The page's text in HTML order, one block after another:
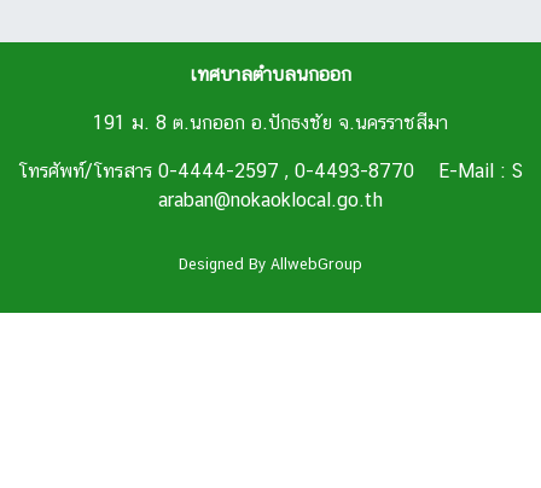
เทศบาลตำบลนกออก
191 ม. 8 ต.นกออก อ.ปักธงชัย จ.นครราชสีมา
โทรศัพท์/โทรสาร 0-4444-2597 , 0-4493-8770 E-Mail : S
araban@nokaoklocal.go.th
Designed By AllwebGroup